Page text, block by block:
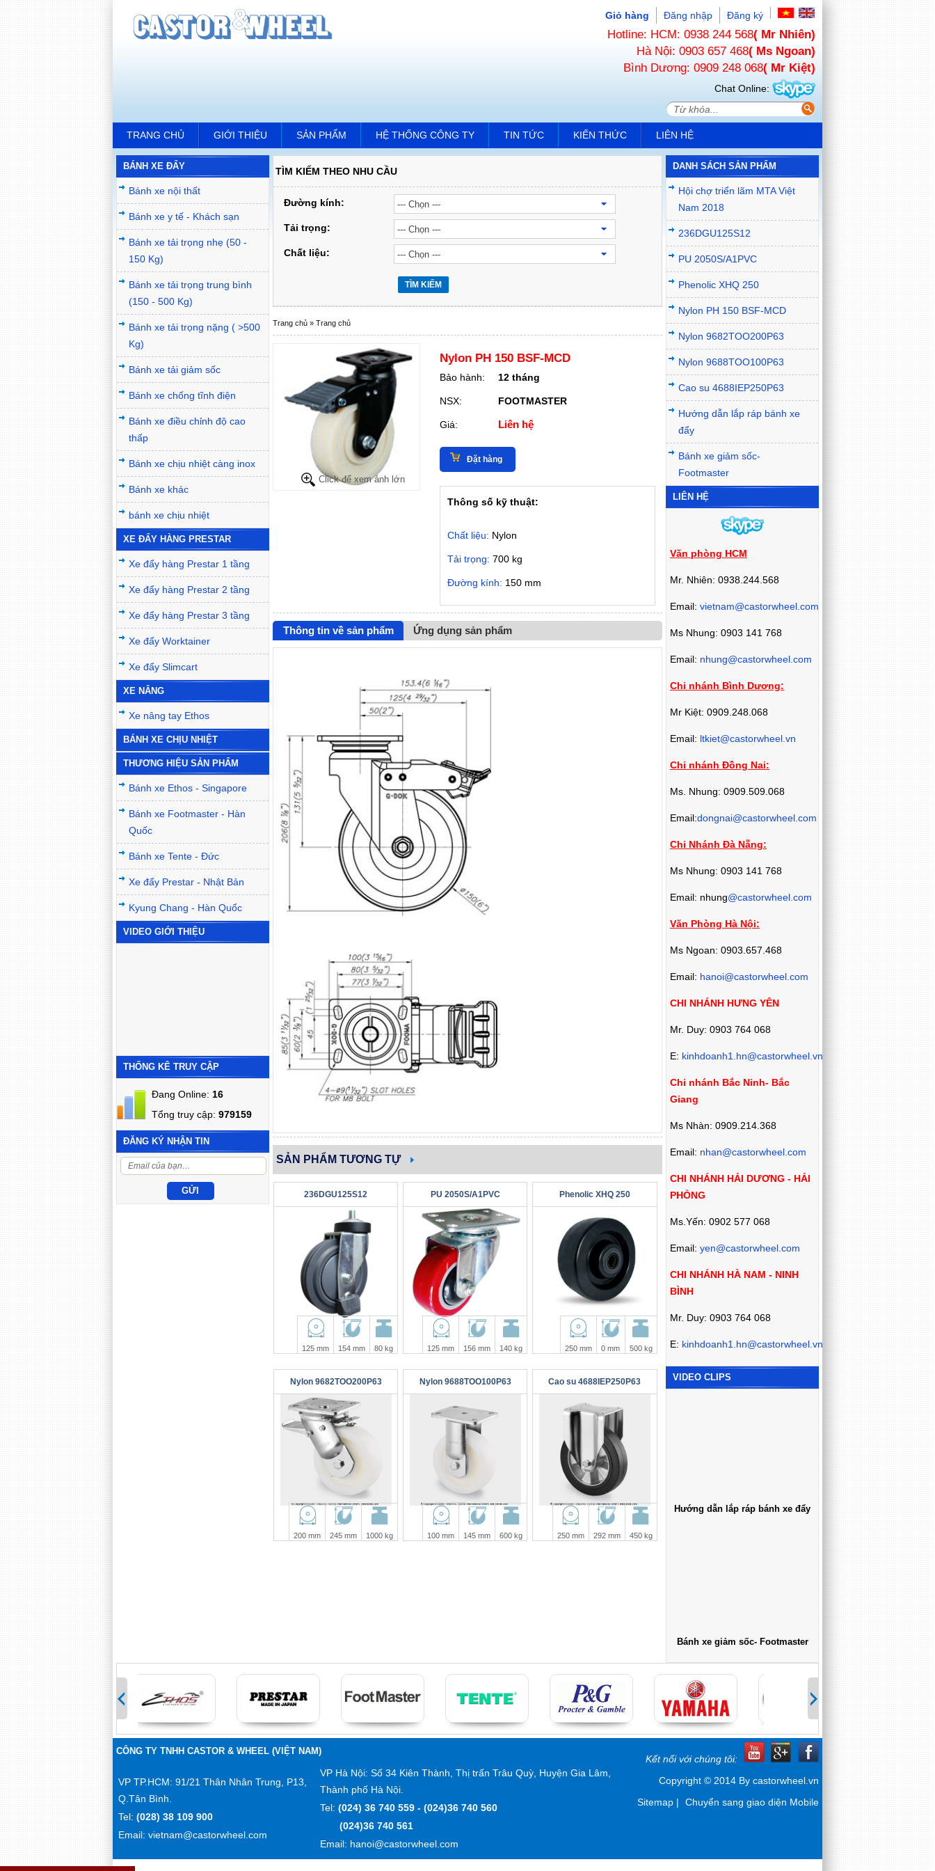
Đăng nhập Đăng ký
Giỏ hàng
Hotline: HCM: 0938 244 568( Mr Nhiên)
Hà Nội: 0903 657 468( Ms Ngoan)
Bình Dương: 0909 248 068( Mr Kiệt)
Chat Online:
TRANG CHỦ GIỚI THIỆU SẢN PHẨM HỆ THỐNG CÔNG TY TIN TỨC KIẾN THỨC LIÊN HỆ
BÁNH XE ĐẨY
Bánh xe nội thất
Bánh xe y tế - Khách sạn
Bánh xe tải trọng nhẹ (50 -
150 Kg)
Bánh xe tải trọng trung bình
(150 - 500 Kg)
Bánh xe tải trọng nặng ( >500
Kg)
Bánh xe tải giảm sốc
Bánh xe chống tĩnh điện
Bánh xe điều chỉnh độ cao
thấp
Bánh xe chịu nhiệt càng inox
Bánh xe khác
bánh xe chịu nhiệt
XE ĐẨY HÀNG PRESTAR
Xe đẩy hàng Prestar 1 tầng
Xe đẩy hàng Prestar 2 tầng
Xe đẩy hàng Prestar 3 tầng
Xe đẩy Worktainer
Xe đẩy Slimcart
XE NÂNG
Xe nâng tay Ethos
BÁNH XE CHỊU NHIỆT
THƯƠNG HIỆU SẢN PHẨM
Bánh xe Ethos - Singapore
Bánh xe Footmaster - Hàn
Quốc
Bánh xe Tente - Đức
Xe đẩy Prestar - Nhật Bản
Kyung Chang - Hàn Quốc
VIDEO GIỚI THIỆU
THỐNG KÊ TRUY CẬP
Đang Online: 16
Tổng truy cập: 979159
ĐĂNG KÝ NHẬN TIN
TÌM KIẾM THEO NHU CẦU
Đường kính:
Tải trọng:
Chất liệu:
TÌM KIẾM
Trang chủ » Trang chủ
Click để xem ảnh lớn
Nylon PH 150 BSF-MCD
Bảo hành: 12 tháng
NSX: FOOTMASTER
Giá: Liên hệ
Đặt hàng
Thông số kỹ thuật:
Chất liệu: Nylon
Tải trọng: 700 kg
Đường kính: 150 mm
Thông tin về sản phẩm Ứng dụng sản phẩm
SẢN PHẨM TƯƠNG TỰ
236DGU125S12
125 mm 154 mm 80 kg
PU 2050S/A1PVC
125 mm 156 mm 140 kg
Phenolic XHQ 250
250 mm 0 mm 500 kg
Nylon 9682TOO200P63
200 mm 245 mm 1000 kg
Nylon 9688TOO100P63
100 mm 145 mm 600 kg
Cao su 4688IEP250P63
250 mm 292 mm 450 kg
DANH SÁCH SẢN PHẨM
Hội chợ triển lãm MTA Việt
Nam 2018
236DGU125S12
PU 2050S/A1PVC
Phenolic XHQ 250
Nylon PH 150 BSF-MCD
Nylon 9682TOO200P63
Nylon 9688TOO100P63
Cao su 4688IEP250P63
Hướng dẫn lắp ráp bánh xe
đẩy
Bánh xe giảm sốc-
Footmaster
LIÊN HỆ
Văn phòng HCM
Mr. Nhiên: 0938.244.568
Email: vietnam@castorwheel.com
Ms Nhung: 0903 141 768
Email: nhung@castorwheel.com
Chi nhánh Bình Dương:
Mr Kiệt: 0909.248.068
Email: ltkiet@castorwheel.vn
Chi nhánh Đồng Nai:
Ms. Nhung: 0909.509.068
Email:dongnai@castorwheel.com
Chi Nhánh Đà Nẵng:
Ms Nhung: 0903 141 768
Email: nhung@castorwheel.com
Văn Phòng Hà Nội:
Ms Ngoan: 0903.657.468
Email: hanoi@castorwheel.com
CHI NHÁNH HƯNG YÊN
Mr. Duy: 0903 764 068
E: kinhdoanh1.hn@castorwheel.vn
Chi nhánh Bắc Ninh- Bắc
Giang
Ms Nhàn: 0909.214.368
Email: nhan@castorwheel.com
CHI NHÁNH HẢI DƯƠNG - HẢI
PHÒNG
Ms.Yến: 0902 577 068
Email: yen@castorwheel.com
CHI NHÁNH HÀ NAM - NINH
BÌNH
Mr. Duy: 0903 764 068
E: kinhdoanh1.hn@castorwheel.vn
VIDEO CLIPS
Hướng dẫn lắp ráp bánh xe đẩy
Bánh xe giảm sốc- Footmaster
CÔNG TY TNHH CASTOR & WHEEL (VIỆT NAM)
VP TP.HCM: 91/21 Thân Nhân Trung, P13,
Q.Tân Bình.
Tel: (028) 38 109 900
Email: vietnam@castorwheel.com
VP Hà Nội: Số 34 Kiên Thành, Thị trấn Trâu Quỳ, Huyện Gia Lâm,
Thành phố Hà Nội.
Tel: (024) 36 740 559 - (024)36 740 560
(024)36 740 561
Email: hanoi@castorwheel.com
Kết nối với chúng tôi:
Copyright © 2014 By castorwheel.vn
Sitemap | Chuyển sang giao diện Mobile